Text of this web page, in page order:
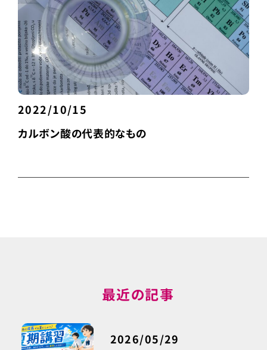
2022/10/15
カルボン酸の代表的なもの
最近の記事
2026/05/29